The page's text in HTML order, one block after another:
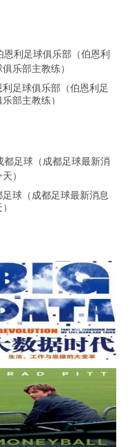
利足球俱乐部（伯恩利足
部主教练）
足球（成都足球最新消息
数据时代》 PDF文档下载